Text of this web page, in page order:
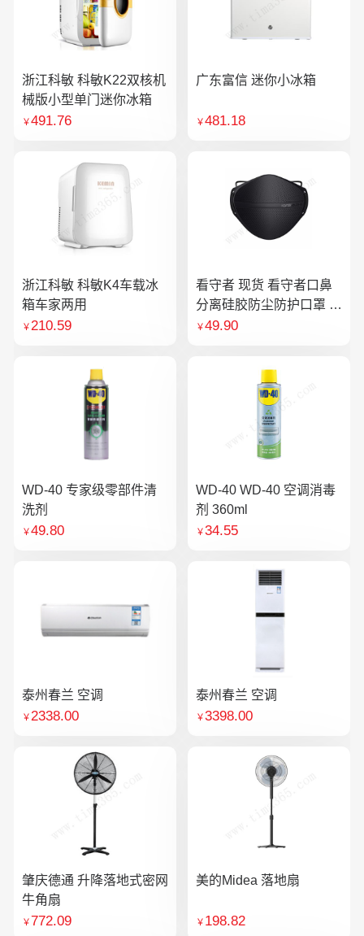
浙江科敏 科敏K22双核机
械版小型单门迷你冰箱
￥491.76
广东富信 迷你小冰箱
￥481.18
浙江科敏 科敏K4车载冰
箱车家两用
￥210.59
看守者 现货 看守者口鼻
分离硅胶防尘防护口罩 1
个口罩含10片滤芯
￥49.90
WD-40 专家级零部件清
洗剂
￥49.80
WD-40 WD-40 空调消毒
剂 360ml
￥34.55
泰州春兰 空调
￥2338.00
泰州春兰 空调
￥3398.00
肇庆德通 升降落地式密网
牛角扇
￥772.09
美的Midea 落地扇
￥ 198.82